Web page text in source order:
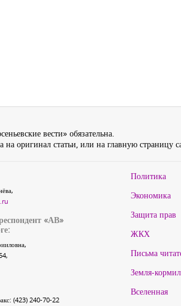
вести» обязательна.
оригинал статьи, или на главную страницу
«АВ»
(423) 240-70-22
Политика
Экономика
Защита прав
ЖКХ
Письма
Земля-
Вселенная